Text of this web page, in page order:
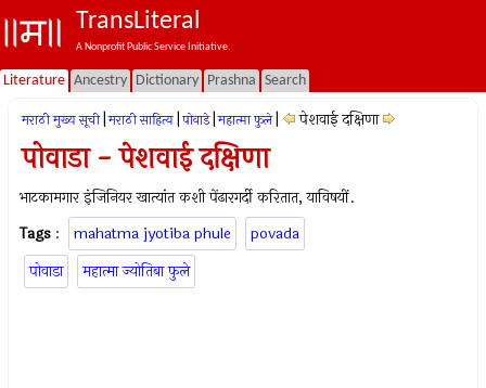
TransLiteral
A Nonprofit Public Service Initiative.
Literature Ancestry Dictionary Prashna Search
मराठी मुख्य सूची मराठी साहित्य पोवाडे महात्मा फुले पेशवाई दक्षिणा
पोवाडा - पेशवाई दक्षिणा
भाटकामगार इंजिनियर खात्यांत कशी पेंढारगर्दी करितात, याविषयीं.
Tags : mahatma jyotiba phule
povada
पोवाडा
महात्मा ज्योतिबा फुले